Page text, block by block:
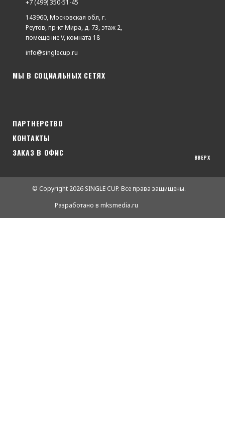
+7 (499) 350-51-45
143960, Московская обл, г.
Реутов, пр-кт Мира, д. 73, этаж 2,
помещение V, комната 18
info@singlecup.ru
МЫ В СОЦИАЛЬНЫХ СЕТЯХ
ПАРТНЕРСТВО
КОНТАКТЫ
ЗАКАЗ В ОФИС
ВВЕРХ
© Copyright 2026 SINGLE CUP. Все права защищены.
Разработано в mksmedia.ru